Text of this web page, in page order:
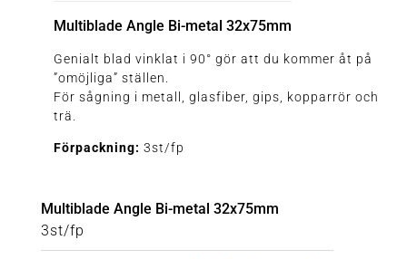
Multiblade Angle Bi-metal 32x75mm
Genialt blad vinklat i 90° gör att du kommer åt på
”omöjliga” ställen.
För sågning i metall, glasfiber, gips, kopparrör och
trä.
Förpackning: 3st/fp
Multiblade Angle Bi-metal 32x75mm
3st/fp